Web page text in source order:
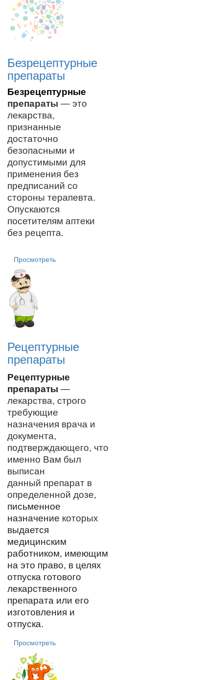
Безрецептурные
препараты
Безрецептурные
препараты — это
лекарства,
признанные
достаточно
безопасными и
допустимыми для
применения без
предписаний со
стороны терапевта.
Опускаются
посетителям аптеки
без рецепта.
Просмотреть
Рецептурные
препараты
Рецептурные
препараты —
лекарства, строго
требующие
назначения врача и
документа,
подтверждающего, что
именно Вам был
выписан
данный препарат в
определенной дозе,
письменное
назначение которых
выдается
медицинским
работником, имеющим
на это право, в целях
отпуска готового
лекарственного
препарата или его
изготовления и
отпуска.
Просмотреть